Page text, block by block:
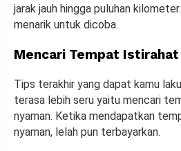
jarak jauh hingga puluhan
menarik untuk dicoba.
Mencari Tempat Istirahat
Tips terakhir yang dapat kamu
terasa lebih seru yaitu mencari
nyaman. Ketika mendapatkan
nyaman, lelah pun terbayarkan.